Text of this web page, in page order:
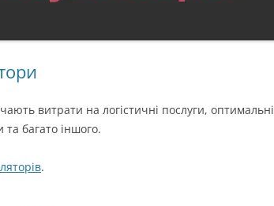
витрати на логістичні послуги, оптимальні
та багато іншого.
.